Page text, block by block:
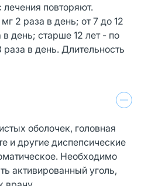
повторяют.
2 раза в день; от 7 до 12
день; старше 12 лет - по
в день. Длительность
оболочек, головная
и другие диспепсические
Необходимо
активированный уголь,